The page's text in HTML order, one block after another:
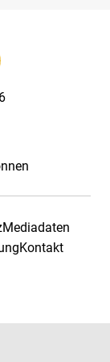
Mediadaten
Kontakt